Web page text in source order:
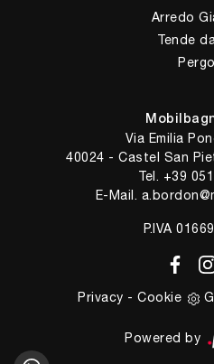
Arredo
Tende
Via Emilia
40024 - Castel San
Tel. +39
E-Mail.
P.IVA
Privacy -Cookie
Powered by